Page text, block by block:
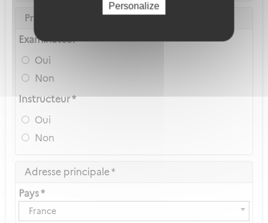
Personalize
Privilèges Navigant
Examinateur *
Oui
Non
Instructeur *
Oui
Non
Adresse principale *
Pays *
France